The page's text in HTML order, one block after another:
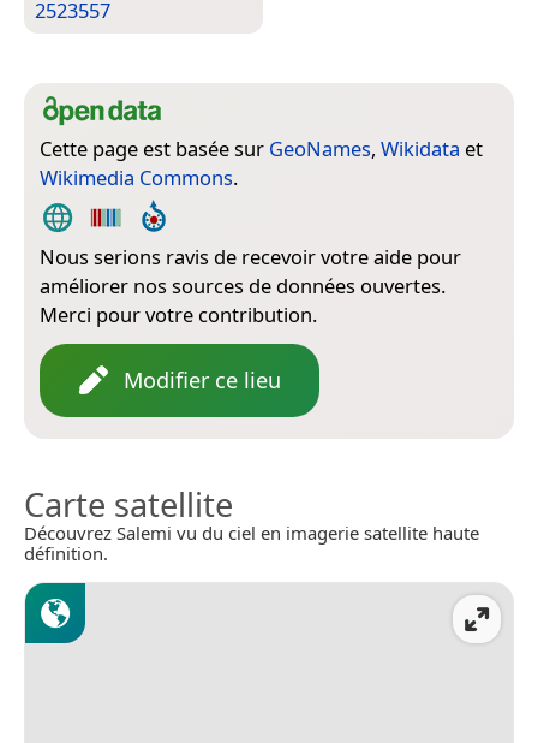
2523557
Cette page est basée sur GeoNames, Wikidata et
Wikimedia Commons.
Nous serions ravis de recevoir votre aide pour
améliorer nos sources de données ouvertes.
Merci pour votre contribution.
Modifier ce lieu
Carte satellite
Découvrez Salemi vu du ciel en imagerie satellite haute
définition.